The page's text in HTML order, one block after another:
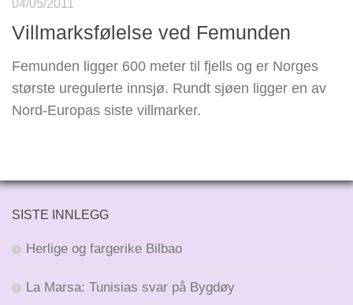
04/05/2011
Villmarksfølelse ved Femunden
Femunden ligger 600 meter til fjells og er Norges
største uregulerte innsjø. Rundt sjøen ligger en av
Nord-Europas siste villmarker.
SISTE INNLEGG
Herlige og fargerike Bilbao
La Marsa: Tunisias svar på Bygdøy